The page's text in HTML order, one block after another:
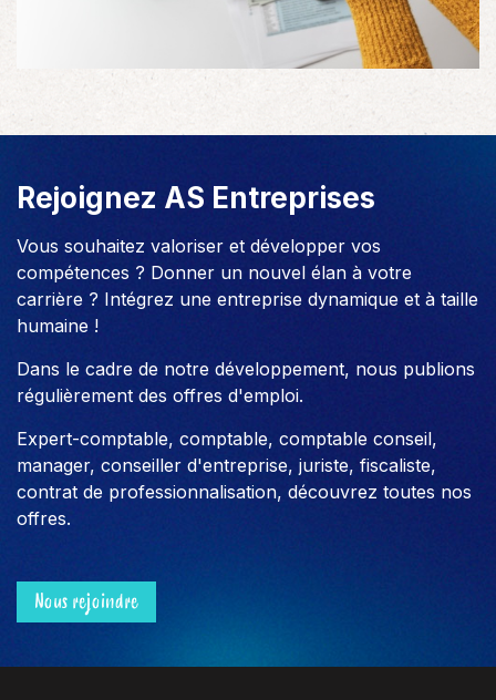
Rejoignez AS Entreprises
Vous souhaitez valoriser et développer vos
compétences ? Donner un nouvel élan à votre
carrière ? Intégrez une entreprise dynamique et à taille
humaine !
Dans le cadre de notre développement, nous publions
régulièrement des offres d'emploi.
Expert-comptable, comptable, comptable conseil,
manager, conseiller d'entreprise, juriste, fiscaliste,
contrat de professionnalisation, découvrez toutes nos
offres.
Nous rejoindre